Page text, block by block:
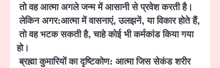
तो वह आत्मा अगले जन्म में आसानी से प्रवेश करती है।
लेकिन अगर:आत्मा में वासनाएं,उलझनें,या विकार होते हैं,
तो वह भटक सकती है,चाहे कोई भी कर्मकांड किया गया
हो।
ब्रह्मा कुमारियों का दृष्टिकोण: आत्मा जिस सेकंड शरीर